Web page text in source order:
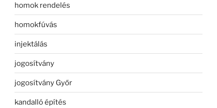
homok rendelés
homokfúvás
injektálás
jogosítvány
jogosítvány Győr
kandalló építés